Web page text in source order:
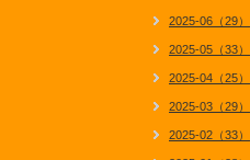
2025-06（29）
2025-05（33）
2025-04（25）
2025-03（29）
2025-02（33）